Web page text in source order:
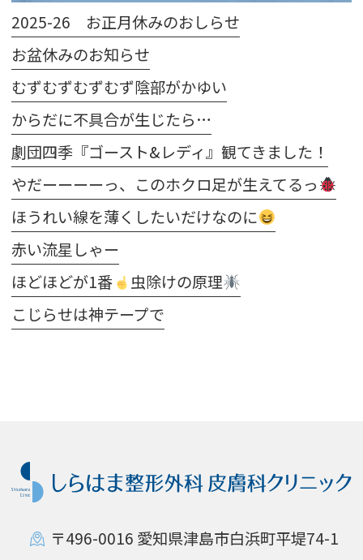
2025-26 お正月休みのおしらせ
お盆休みのお知らせ
むずむずむずむず陰部がかゆい
からだに不具合が生じたら…
劇団四季『ゴースト&レディ』観てきました！
やだーーーーっ、このホクロ足が生えてるっ
ほうれい線を薄くしたいだけなのに
赤い流星しゃー
ほどほどが1番
虫除けの原理
こじらせは神テープで
〒496-0016 愛知県津島市白浜町平堤74-1